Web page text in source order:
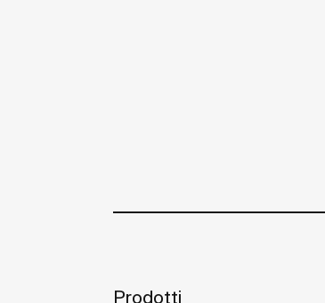
Prodotti